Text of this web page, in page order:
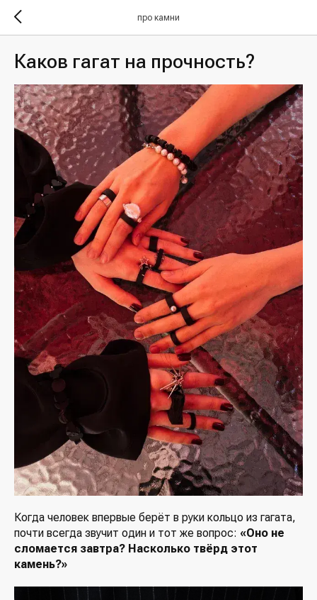
про камни
Каков гагат на прочность?
Когда человек впервые берёт в руки кольцо из гагата,
почти всегда звучит один и тот же вопрос: «Оно не
сломается завтра? Насколько твёрд этот
камень?»